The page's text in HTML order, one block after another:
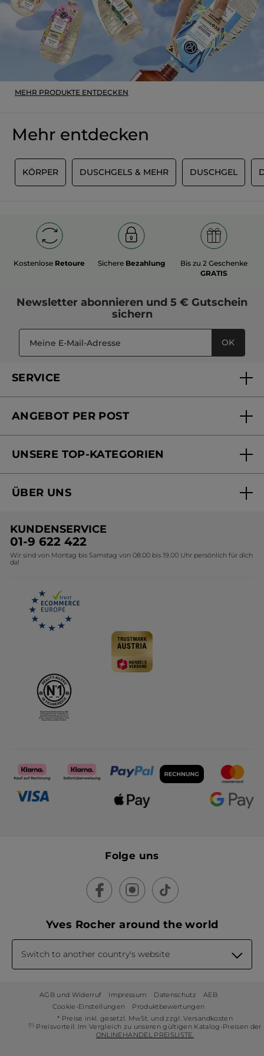
MEHR PRODUKTE ENTDECKEN
Mehr entdecken
KÖRPER DUSCHGELS & MEHR DUSCHGEL
Kostenlose Retoure Sichere Bezahlung
Bis zu 2 Geschenke
GRATIS
Newsletter abonnieren und 5 € Gutschein
sichern
OK
SERVICE
Mein Konto
Online Preisliste
ANGEBOT PER POST
Versandhandel Preisliste
UNSERE TOP-KATEGORIEN
Black Friday Yves Rocher
Geschenkideen Yves Rocher
Kollektion Monoi Yves Rocher
ÜBER UNS
Umweltstiftung YR
Affiliate Programm
KUNDENSERVICE
01-9 622 422
Wir sind von Montag bis Samstag von 08.00 bis 19.00 Uhr persönlich für dich
da!
Folge uns
Yves Rocher around the world
Switch to another country's website
AGB und Widerruf Impressum Datenschutz
AEB
Cookie-Einstellungen
Produktbewertungen
* Preise inkl. gesetzl. MwSt. und zzgl. Versandkosten
(1) Preisvorteil: Im Vergleich zu unseren gültigen Katalog-Preisen der
ONLINEHANDEL PREISLISTE.